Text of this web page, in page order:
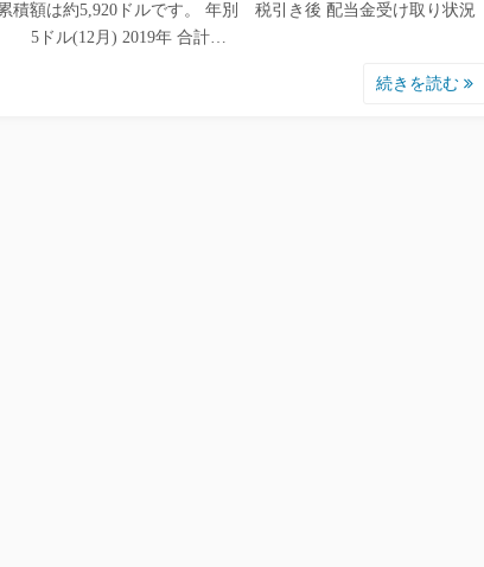
積額は約5,920ドルです。 年別 税引き後 配当金受け取り状況
5ドル(12月) 2019年 合計…
続きを読む